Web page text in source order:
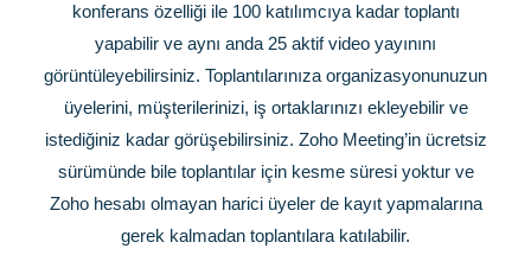
konferans özelliği ile 100 katılımcıya kadar toplantı
yapabilir ve aynı anda 25 aktif video yayınını
görüntüleyebilirsiniz. Toplantılarınıza organizasyonunuzun
üyelerini, müşterilerinizi, iş ortaklarınızı ekleyebilir ve
istediğiniz kadar görüşebilirsiniz. Zoho Meeting’in ücretsiz
sürümünde bile toplantılar için kesme süresi yoktur ve
Zoho hesabı olmayan harici üyeler de kayıt yapmalarına
gerek kalmadan toplantılara katılabilir.